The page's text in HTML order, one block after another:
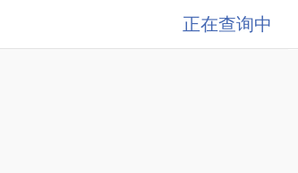
正在查询中